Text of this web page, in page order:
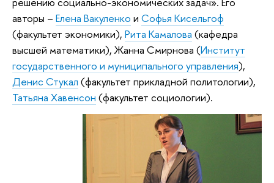
авторы – Елена Вакуленко и Софья Кисельгоф
(факультет экономики), Рита Камалова (кафедра
высшей математики), Жанна Смирнова (Институт
государственного и муниципального управления),
Денис Стукал (факультет прикладной политологии),
Татьяна Хавенсон (факультет социологии).